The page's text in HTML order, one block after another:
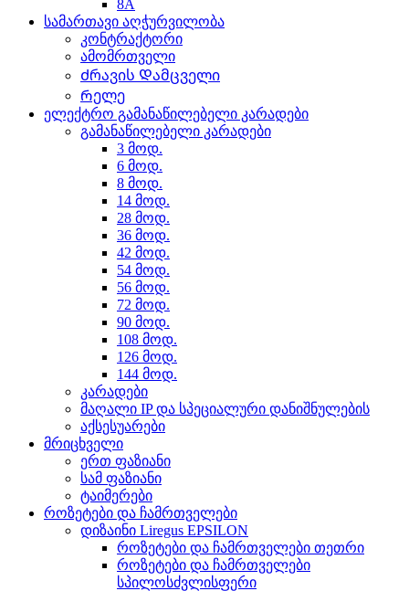
8A
სამართავი აღჭურვილობა
კონტრაქტორი
ამომრთველი
Ძრავის Დამცველი
Რელე
ელექტრო გამანაწილებელი კარადები
გამანაწილებელი კარადები
3 მოდ.
6 მოდ.
8 მოდ.
14 მოდ.
28 მოდ.
36 მოდ.
42 მოდ.
54 მოდ.
56 მოდ.
72 მოდ.
90 მოდ.
108 მოდ.
126 მოდ.
144 მოდ.
კარადები
მაღალი IP და სპეციალური დანიშნულების
აქსესუარები
მრიცხველი
ერთ ფაზიანი
სამ ფაზიანი
ტაიმერები
როზეტები და ჩამრთველები
დიზაინი Liregus EPSILON
როზეტები და ჩამრთველები თეთრი
როზეტები და ჩამრთველები
სპილოსძვლისფერი